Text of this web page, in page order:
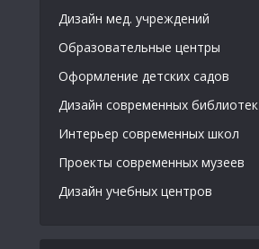
Дизайн мед. учреждений
Образовательные центры
Оформление детских садов
Дизайн современных библиотек
Интерьер современных школ
Проекты современных музеев
Дизайн учебных центров